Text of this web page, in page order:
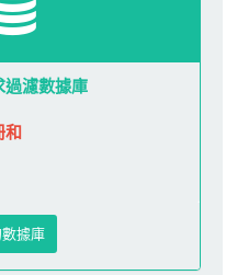
過濾數據庫
和
據庫